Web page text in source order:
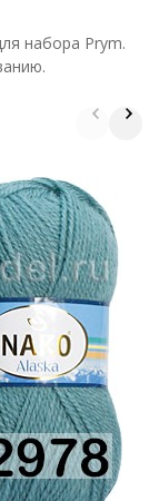
набора Prym.